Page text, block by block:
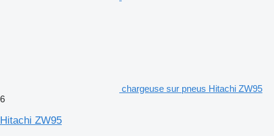
chargeuse sur pneus Hitachi ZW95
6
Hitachi ZW95